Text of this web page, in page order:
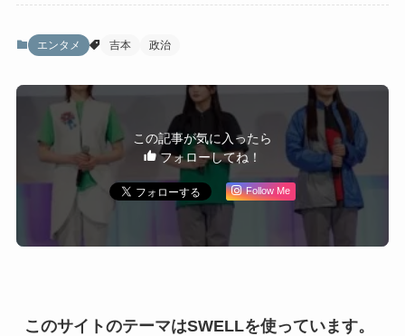
エンタメ 吉本 政治
この記事が気に入ったら
フォローしてね！
Follow Me
このサイトのテーマはSWELLを使っています。